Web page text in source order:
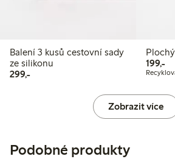
Balení 3 kusů cestovní sady
ze silikonu
299,-299,00 Kč
199,-
Zobrazit více
Podobné produkty